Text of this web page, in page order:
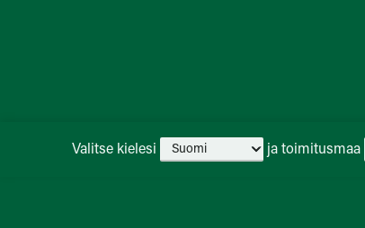
Valitse kielesi ja toimitusmaa